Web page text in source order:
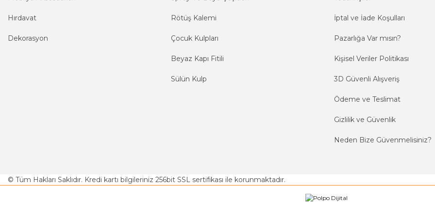
Hırdavat
Dekorasyon
Rötüş Kalemi
Çocuk Kulpları
Beyaz Kapı Fitili
Sülün Kulp
İptal ve İade Koşulları
Pazarlığa Var mısın?
Kişisel Veriler Politikası
3D Güvenli Alışveriş
Ödeme ve Teslimat
Gizlilik ve Güvenlik
Neden Bize Güvenmelisiniz?
© Tüm Hakları Saklıdır. Kredi kartı bilgileriniz 256bit SSL sertifikası ile korunmaktadır.